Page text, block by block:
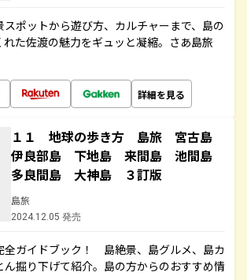
ポットから遊び方、カルチャーまで、島の
た佐渡の魅力をギュッと凝縮。さあ島旅
詳細を見る
１１ 地球の歩き方 島旅 宮古島
伊良部島 下地島 来間島 池間島
多良間島 大神島 ３訂版
島旅
2024.12.05 発売
全ガイドブック！ 島絶景、島グルメ、島カ
ん掘り下げて紹介。島の方からのおすすめ情